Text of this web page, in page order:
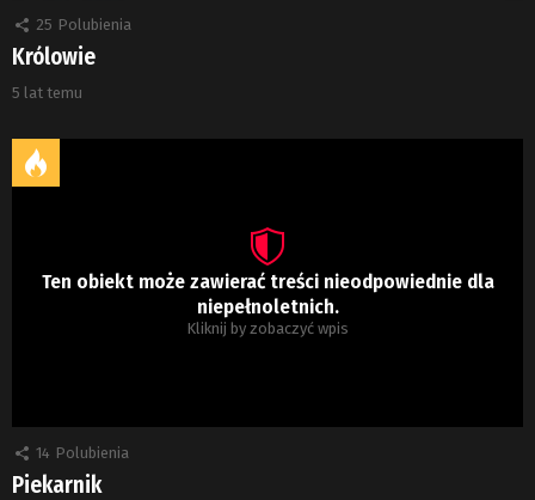
25 Polubienia
Królowie
5 lat temu
Ten obiekt może zawierać treści nieodpowiednie dla
niepełnoletnich.
Kliknij by zobaczyć wpis
14 Polubienia
Piekarnik